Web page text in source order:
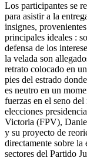
Los participantes se
para asistir a la
insignes,
principales ideales :
defensa de los
la velada son
retrato colocado en
pies del estrado
es neutro en un
fuerzas en el seno
elecciones
Victoria (FPV),
y su proyecto de
directamente sobre la
sectores del Partido